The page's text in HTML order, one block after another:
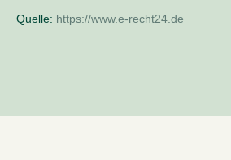
Quelle: https://www.e-recht24.de